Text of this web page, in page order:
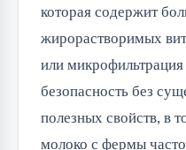
которая содержит
жирорастворимых
или микрофильтрация
безопасность без
полезных свойств, в
молоко с фермы